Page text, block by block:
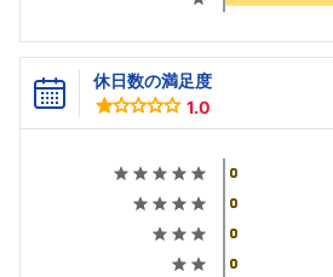
休日数の満足度
1.0